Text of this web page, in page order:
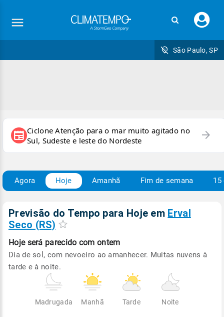
seu
São Paulo, SP
newspaper Ciclone Atenção para o mar muito agitado no
Sul, Sudeste e leste do Nordeste
arrow_forward
Agora Hoje Amanhã Fim de semana 15
Previsão do Tempo para Hoje em Erval
Seco (RS)
Hoje será parecido com ontem
Dia de sol, com nevoeiro ao amanhecer. Muitas nuvens à
tarde e à noite.
Madrugada Manhã Tarde Noite